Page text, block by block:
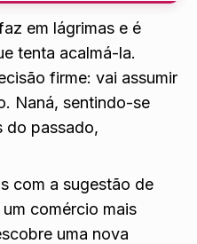
em lágrimas e é
tenta acalmá-la.
firme: vai assumir
Naná, sentindo-se
do passado,
com a sugestão de
comércio mais
uma nova